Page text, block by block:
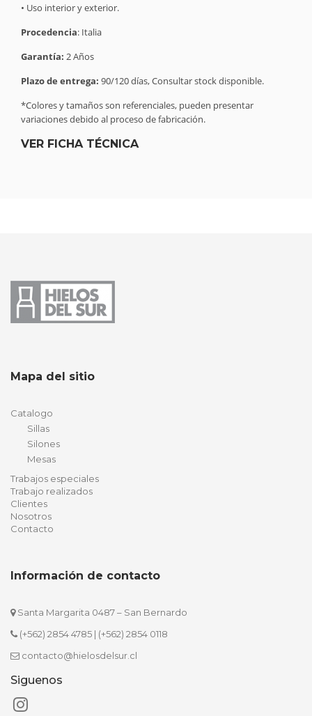
• Uso interior y exterior.
Procedencia: Italia
Garantía: 2 Años
Plazo de entrega: 90/120 días, Consultar stock disponible.
*Colores y tamaños son referenciales, pueden presentar
variaciones debido al proceso de fabricación.
VER FICHA TÉCNICA
Mapa del sitio
Catalogo
Sillas
Silones
Mesas
Trabajos especiales
Trabajo realizados
Clientes
Nosotros
Contacto
Información de contacto
Santa Margarita 0487 – San Bernardo
(+562) 2854 4785 | (+562) 2854 0118
contacto@hielosdelsur.cl
Siguenos